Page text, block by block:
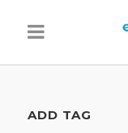
ADD TAG